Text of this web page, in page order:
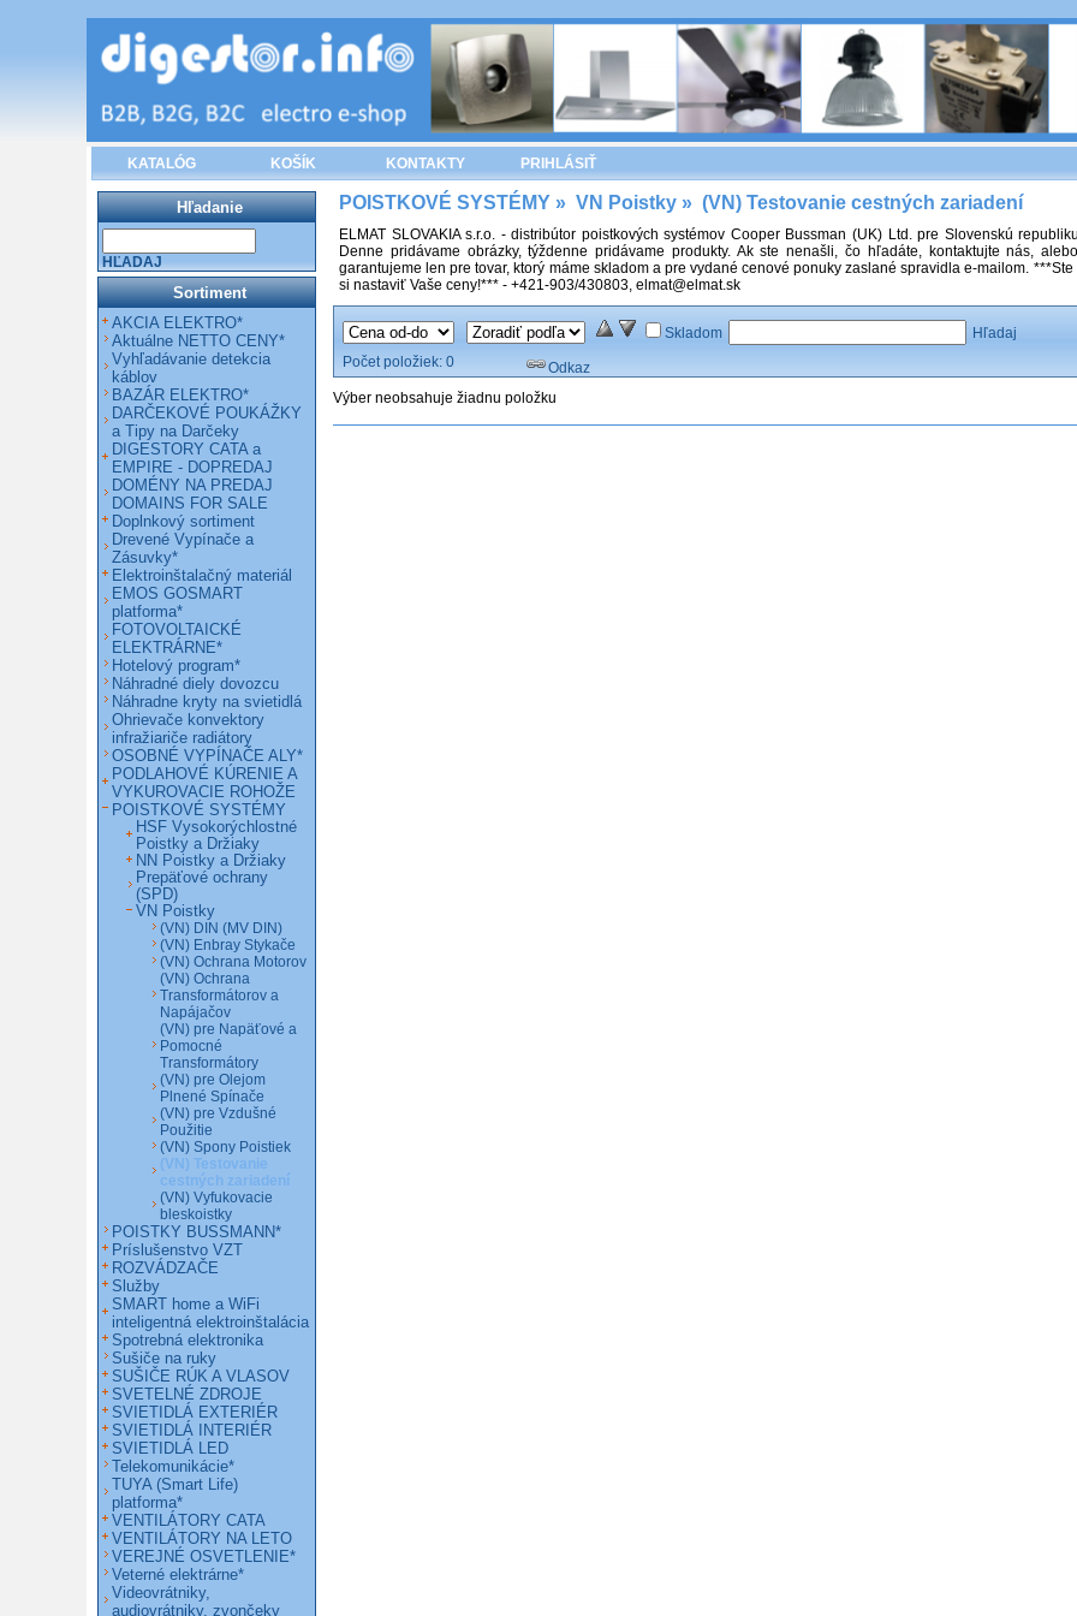
KATALÓG KOŠÍK KONTAKTY PRIHLÁSIŤ
POISTKOVÉ SYSTÉMY » VN Poistky » (VN) Testovanie cestných zariadení
ELMAT SLOVAKIA s.r.o. - distribútor poistkových systémov Cooper Bussman (UK) Ltd. pre Slovenskú
Denne pridávame obrázky, týždenne pridávame produkty. Ak ste nenašli, čo hľadáte, kontaktujte nás,
garantujeme len pre tovar, ktorý máme skladom a pre vydané cenové ponuky zaslané spravidla e-mailom.
si nastaviť Vaše ceny!*** - +421-903/430803, elmat@elmat.sk
Skladom
Hľadaj
Počet položiek: 0
Odkaz
Výber neobsahuje žiadnu položku
Hľadanie
HĽADAJ
Sortiment
AKCIA ELEKTRO*
Aktuálne NETTO CENY*
Vyhľadávanie detekcia
káblov
BAZÁR ELEKTRO*
DARČEKOVÉ POUKÁŽKY
a Tipy na Darčeky
DIGESTORY CATA a
EMPIRE - DOPREDAJ
DOMÉNY NA PREDAJ
DOMAINS FOR SALE
Doplnkový sortiment
Drevené Vypínače a
Zásuvky*
Elektroinštalačný materiál
EMOS GOSMART
platforma*
FOTOVOLTAICKÉ
ELEKTRÁRNE*
Hotelový program*
Náhradné diely dovozcu
Náhradne kryty na svietidlá
Ohrievače konvektory
infražiariče radiátory
OSOBNÉ VYPÍNAČE ALY*
PODLAHOVÉ KÚRENIE A
VYKUROVACIE ROHOŽE
POISTKOVÉ SYSTÉMY
HSF Vysokorýchlostné
Poistky a Držiaky
NN Poistky a Držiaky
Prepäťové ochrany
(SPD)
VN Poistky
(VN) DIN (MV DIN)
(VN) Enbray Stykače
(VN) Ochrana Motorov
(VN) Ochrana
Transformátorov a
Napájačov
(VN) pre Napäťové a
Pomocné
Transformátory
(VN) pre Olejom
Plnené Spínače
(VN) pre Vzdušné
Použitie
(VN) Spony Poistiek
(VN) Testovanie
cestných zariadení
(VN) Vyfukovacie
bleskoistky
POISTKY BUSSMANN*
Príslušenstvo VZT
ROZVÁDZAČE
Služby
SMART home a WiFi
inteligentná elektroinštalácia
Spotrebná elektronika
Sušiče na ruky
SUŠIČE RÚK A VLASOV
SVETELNÉ ZDROJE
SVIETIDLÁ EXTERIÉR
SVIETIDLÁ INTERIÉR
SVIETIDLÁ LED
Telekomunikácie*
TUYA (Smart Life)
platforma*
VENTILÁTORY CATA
VENTILÁTORY NA LETO
VEREJNÉ OSVETLENIE*
Veterné elektrárne*
Videovrátniky,
audiovrátniky, zvončeky